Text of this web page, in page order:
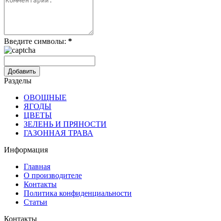
Введите символы: *
Разделы
ОВОЩНЫЕ
ЯГОДЫ
ЦВЕТЫ
ЗЕЛЕНЬ И ПРЯНОСТИ
ГАЗОННАЯ ТРАВА
Информация
Главная
О производителе
Контакты
Политика конфиденциальности
Статьи
Контакты